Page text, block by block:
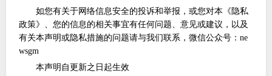
如您有关于网络信息安全的投诉和举报，或您对本《隐私
政策》、您的信息的相关事宜有任何问题、意见或建议，以及
有关本声明或隐私措施的问题请与我们联系，微信公众号：ne
wsgm
本声明自更新之日起生效